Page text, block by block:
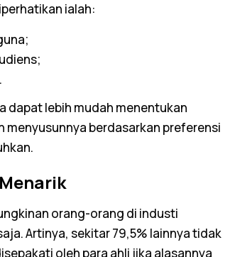
ialah:
dapat lebih mudah menentukan
menyusunnya berdasarkan preferensi
orang-orang di industi
Artinya, sekitar 79,5% lainnya tidak
oleh para ahli jika alasannya